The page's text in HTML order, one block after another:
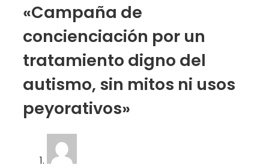
«Campaña de
concienciación por un
tratamiento digno del
autismo, sin mitos ni usos
peyorativos»